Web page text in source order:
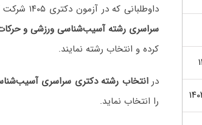
داوطلبانی که در آزمون دکتری ۱۴۰۵ شرکت کرده و با توجه به نتایج اعلام‌شده در کارنامه مجاز به
سراسری رشته آسیب‌شناسی ورزشی و
کرده و انتخاب رشته نمایند.
درانتخاب رشته دکتری سراسری
را انتخاب نماید.